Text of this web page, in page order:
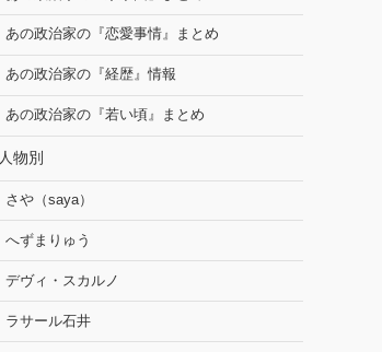
あの政治家の『恋愛事情』まとめ
あの政治家の『経歴』情報
あの政治家の『若い頃』まとめ
人物別
さや（saya）
へずまりゅう
デヴィ・スカルノ
ラサール石井